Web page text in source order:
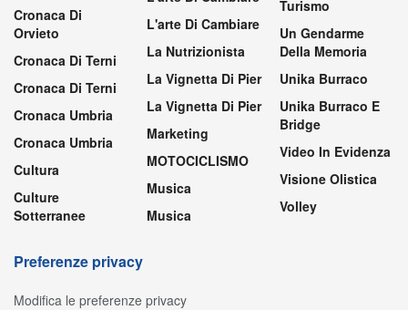
Cronaca Di
Orvieto
Cronaca Di Terni
Cronaca Di Terni
Cronaca Umbria
Cronaca Umbria
Cultura
Culture
Sotterranee
L'arte Di Cambiare
La Nutrizionista
La Vignetta Di Pier
La Vignetta Di Pier
Marketing
MOTOCICLISMO
Musica
Musica
Turismo
Un Gendarme
Della Memoria
Unika Burraco
Unika Burraco E
Bridge
Video In Evidenza
Visione Olistica
Volley
Preferenze privacy
Modifica le preferenze privacy